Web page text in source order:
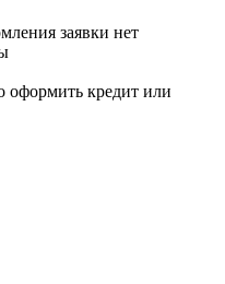
заявки нет
оформить кредит или